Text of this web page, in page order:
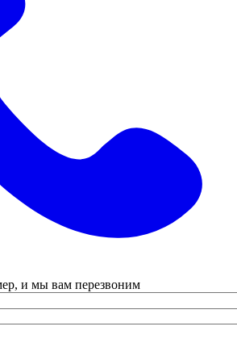
и мы вам перезвоним